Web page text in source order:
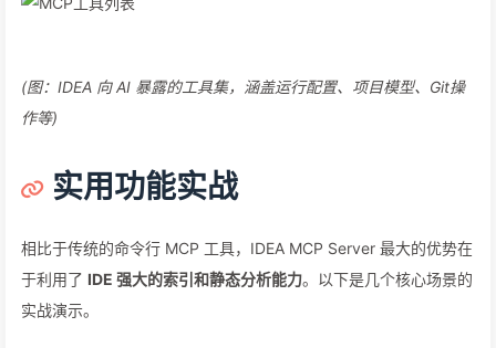
(图：IDEA 向 AI 暴露的工具集，涵盖运行配置、项目模型、Git操
作等)
实用功能实战
相比于传统的命令行 MCP 工具，IDEA MCP Server 最大的优势在
于利用了 IDE 强大的索引和静态分析能力。以下是几个核心场景的
实战演示。